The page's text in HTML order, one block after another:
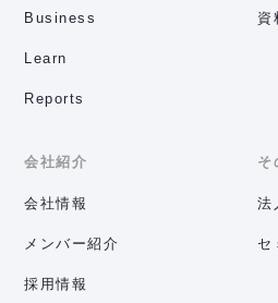
Business
Learn
Reports
資
会社紹介
会社情報
メンバー紹介
採用情報
そ
法
セ